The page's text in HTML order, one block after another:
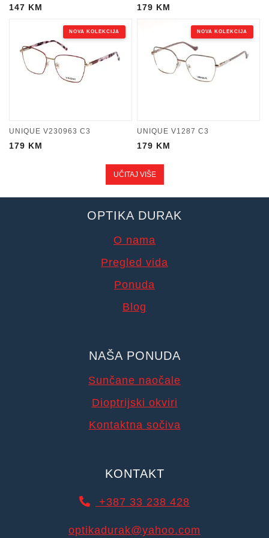
147 KM 179 KM
NOVA KOLEKCIJA
UNIQUE V230963 C3
179 KM
NOVA KOLEKCIJA
UNIQUE V1287 C3
179 KM
UČITAJ VIŠE
OPTIKA DURAK
O nama
Pregled vida
Ponuda
Blog
NAŠA PONUDA
Sunčane naočale
Dioptrijski okviri
Kontaktna sočiva
KONTAKT
+387 33 238 428
optikadurak@yahoo.com